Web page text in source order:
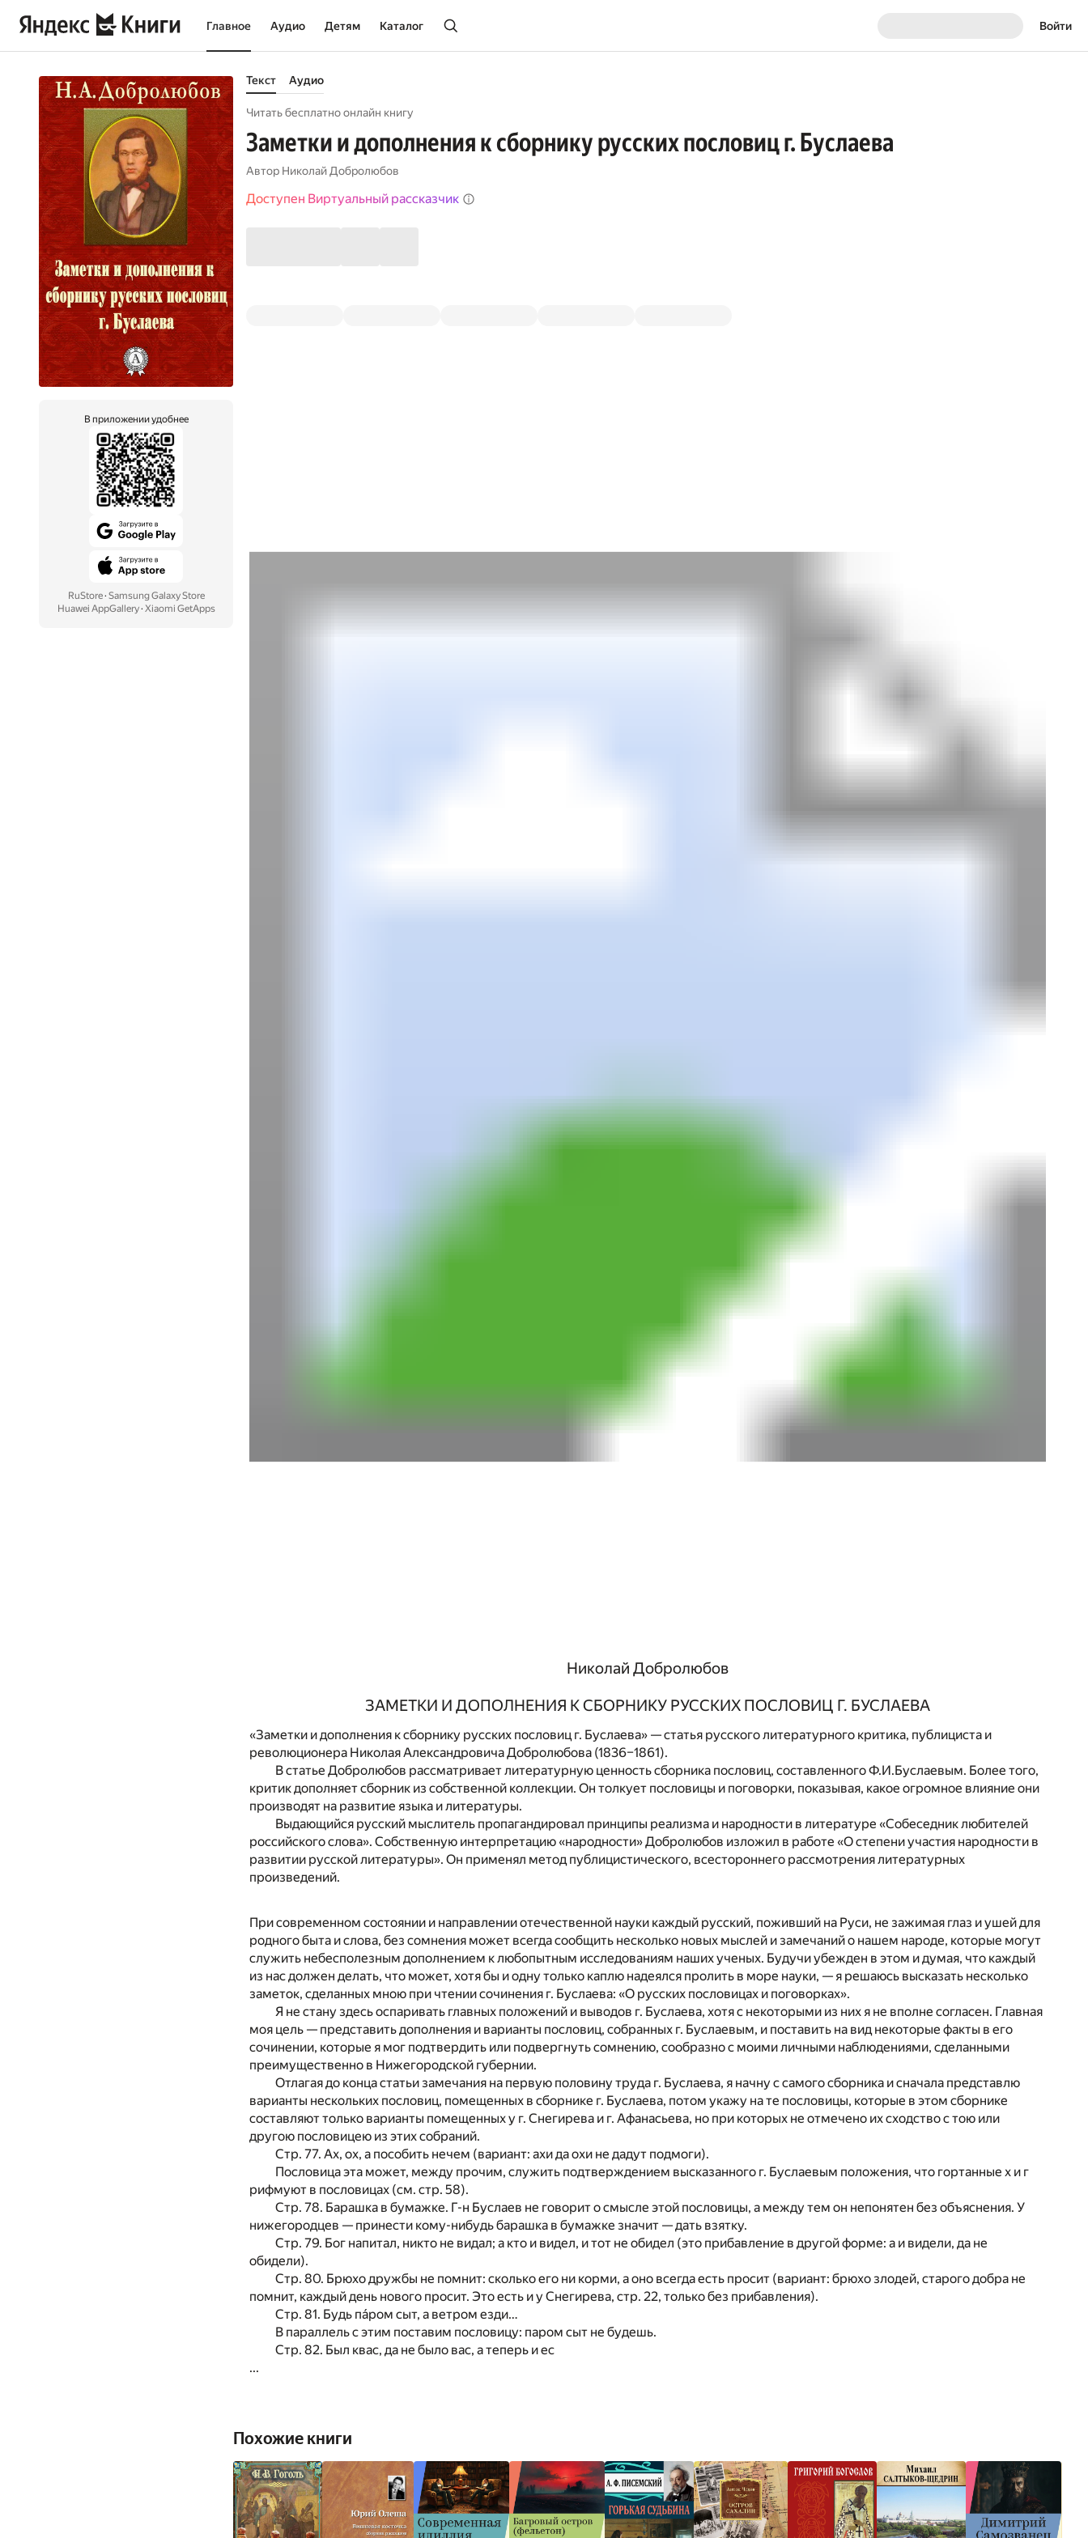
Главное Аудио Детям Каталог Войти
В приложении удобнее
RuStore· Samsung Galaxy Store
Huawei AppGallery· Xiaomi GetApps
Текст Аудио
Читать бесплатно онлайн книгу
Заметки и дополнения к сборнику русских пословиц г. Буслаева
Автор Николай Добролюбов
Доступен Виртуальный рассказчик
Николай Добролюбов
ЗАМЕТКИ И ДОПОЛНЕНИЯ К СБОРНИКУ РУССКИХ ПОСЛОВИЦ Г. БУСЛАЕВА
«Заметки и дополнения к сборнику русских пословиц г. Буслаева» — статья русского литературного критика, публициста и
революционера Николая Александровича Добролюбова (1836–1861).
В статье Добролюбов рассматривает литературную ценность сборника пословиц, составленного Ф.И.Буслаевым. Более того,
критик дополняет сборник из собственной коллекции. Он толкует пословицы и поговорки, показывая, какое огромное влияние они
производят на развитие языка и литературы.
Выдающийся русский мыслитель пропагандировал принципы реализма и народности в литературе «Собеседник любителей
российского слова». Собственную интерпретацию «народности» Добролюбов изложил в работе «О степени участия народности в
развитии русской литературы». Он применял метод публицистического, всестороннего рассмотрения литературных
произведений.
При современном состоянии и направлении отечественной науки каждый русский, поживший на Руси, не зажимая глаз и ушей для
родного быта и слова, без сомнения может всегда сообщить несколько новых мыслей и замечаний о нашем народе, которые могут
служить небесполезным дополнением к любопытным исследованиям наших ученых. Будучи убежден в этом и думая, что каждый
из нас должен делать, что может, хотя бы и одну только каплю надеялся пролить в море науки, — я решаюсь высказать несколько
заметок, сделанных мною при чтении сочинения г. Буслаева: «О русских пословицах и поговорках».
Я не стану здесь оспаривать главных положений и выводов г. Буслаева, хотя с некоторыми из них я не вполне согласен. Главная
моя цель — представить дополнения и варианты пословиц, собранных г. Буслаевым, и поставить на вид некоторые факты в его
сочинении, которые я мог подтвердить или подвергнуть сомнению, сообразно с моими личными наблюдениями, сделанными
преимущественно в Нижегородской губернии.
Отлагая до конца статьи замечания на первую половину труда г. Буслаева, я начну с самого сборника и сначала представлю
варианты нескольких пословиц, помещенных в сборнике г. Буслаева, потом укажу на те пословицы, которые в этом сборнике
составляют только варианты помещенных у г. Снегирева и г. Афанасьева, но при которых не отмечено их сходство с тою или
другою пословицею из этих собраний.
Стр. 77. Ах, ох, а пособить нечем (вариант: ахи да охи не дадут подмоги).
Пословица эта может, между прочим, служить подтверждением высказанного г. Буслаевым положения, что гортанные х и г
рифмуют в пословицах (см. стр. 58).
Стр. 78. Барашка в бумажке. Г-н Буслаев не говорит о смысле этой пословицы, а между тем он непонятен без объяснения. У
нижегородцев — принести кому-нибудь барашка в бумажке значит — дать взятку.
Стр. 79. Бог напитал, никто не видал; а кто и видел, и тот не обидел (это прибавление в другой форме: а и видели, да не
обидели).
Стр. 80. Брюхо дружбы не помнит: сколько его ни корми, а оно всегда есть просит (вариант: брюхо злодей, старого добра не
помнит, каждый день нового просит. Это есть и у Снегирева, стр. 22, только без прибавления).
Стр. 81. Будь па́ром сыт, а ветром езди…
В параллель с этим поставим пословицу: паром сыт не будешь.
Стр. 82. Был квас, да не было вас, а теперь и ес
...
Похожие книги